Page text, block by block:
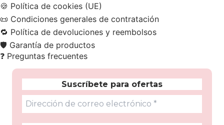
🍪 Política de cookies (UE)
📜 Condiciones generales de contratación
🔁 Política de devoluciones y reembolsos
🛡️ Garantía de productos
❓ Preguntas frecuentes
Suscríbete para ofertas